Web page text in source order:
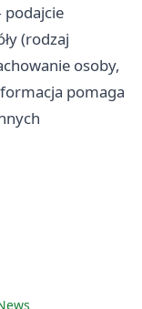
podajcie
(rodzaj
osoby,
pomaga